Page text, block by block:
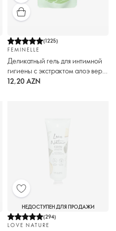
(1225)
FEMINELLE
Деликатный гель для интимной
гигиены с экстрактом алоэ вера
Feminelle (рефил)
12,20 AZN
НЕДОСТУПЕН ДЛЯ ПРОДАЖИ
(294)
LOVE NATURE